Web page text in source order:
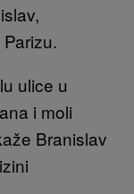
ulice u
i moli
Branislav